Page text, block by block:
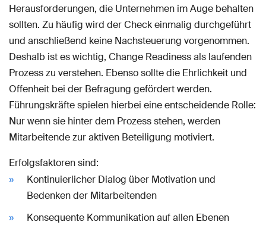
Herausforderungen, die Unternehmen im Auge behalten
sollten. Zu häufig wird der Check einmalig durchgeführt
und anschließend keine Nachsteuerung vorgenommen.
Deshalb ist es wichtig, Change Readiness als laufenden
Prozess zu verstehen. Ebenso sollte die Ehrlichkeit und
Offenheit bei der Befragung gefördert werden.
Führungskräfte spielen hierbei eine entscheidende Rolle:
Nur wenn sie hinter dem Prozess stehen, werden
Mitarbeitende zur aktiven Beteiligung motiviert.
Erfolgsfaktoren sind:
Kontinuierlicher Dialog über Motivation und
Bedenken der Mitarbeitenden
Konsequente Kommunikation auf allen Ebenen